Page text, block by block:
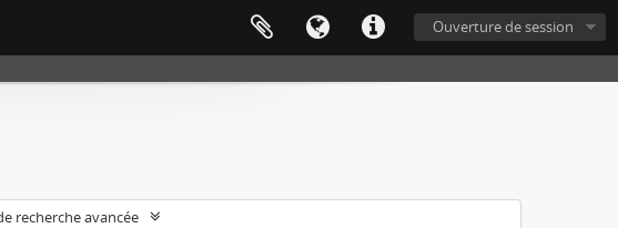
Ouverture de session
recherche avancée